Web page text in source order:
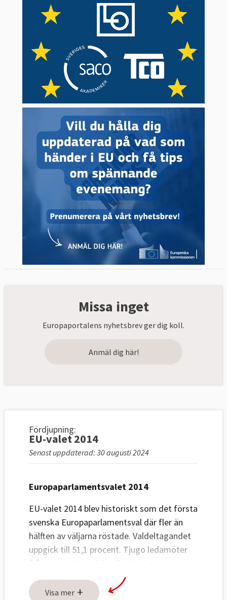
Missa inget
Europaportalens nyhetsbrev ger dig koll.
Anmäl dig här!
Fördjupning:
EU-valet 2014
Senast uppdaterad: 30 augusti 2024
Europaparlamentsvalet 2014
EU-valet 2014 blev historiskt som det första
svenska Europaparlamentsval där fler än
hälften av väljarna röstade. Valdeltagandet
uppgick till 51,1 procent. Tjugo ledamöter
från nio partier valdes. Partier i
storleksordning med mandaten inom
parantes.
Visa mer +